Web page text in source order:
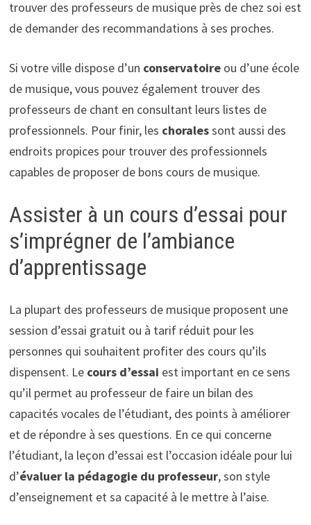
trouver des professeurs de musique près de chez soi est
de demander des recommandations à ses proches.
Si votre ville dispose d’un conservatoireou d’une école
de musique, vous pouvez également trouver des
professeurs de chant en consultant leurs listes de
professionnels. Pour finir, les choralessont aussi des
endroits propices pour trouver des professionnels
capables de proposer de bons cours de musique.
Assister à un cours d’essai pour
s’imprégner de l’ambiance
d’apprentissage
La plupart des professeurs de musique proposent une
session d’essai gratuit ou à tarif réduit pour les
personnes qui souhaitent profiter des cours qu’ils
dispensent. Le cours d’essai est important en ce sens
qu’il permet au professeur de faire un bilan des
capacités vocales de l’étudiant, des points à améliorer
et de répondre à ses questions. En ce qui concerne
l’étudiant, la leçon d’essai est l’occasion idéale pour lui
d’évaluer la pédagogie du professeur, son style
d’enseignement et sa capacité à le mettre à l’aise.